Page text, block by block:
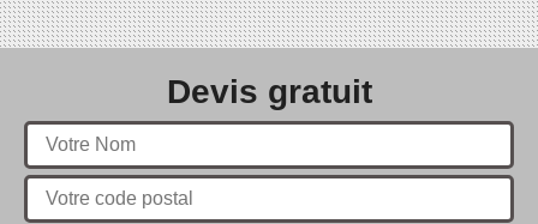
Devis gratuit